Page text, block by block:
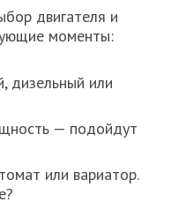
двигателя и
моменты:
дизельный или
— подойдут
или вариатор.